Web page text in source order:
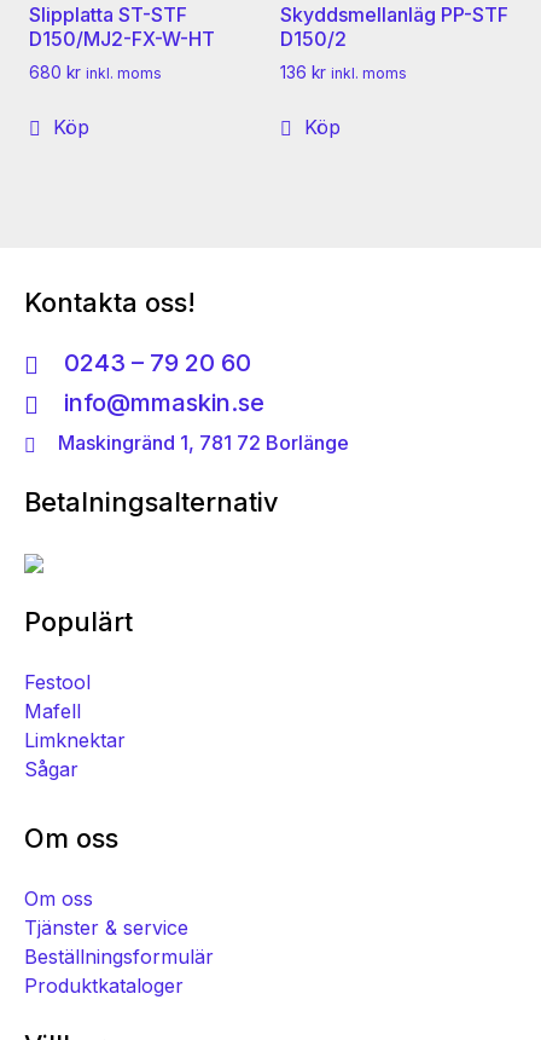
Slipplatta ST-STF
D150/MJ2-FX-W-HT
680 kr inkl. moms
Köp
Skyddsmellanläg PP-STF
D150/2
136 kr inkl. moms
Köp
Kontakta oss!
0243 – 79 20 60
info@mmaskin.se
Maskingränd 1, 781 72 Borlänge
Betalningsalternativ
Populärt
Festool
Mafell
Limknektar
Sågar
Om oss
Om oss
Tjänster & service
Beställningsformulär
Produktkataloger